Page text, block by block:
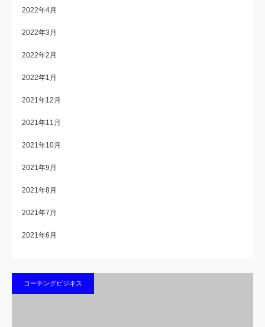
2022年4月
2022年3月
2022年2月
2022年1月
2021年12月
2021年11月
2021年10月
2021年9月
2021年8月
2021年7月
2021年6月
コーチングビジネス